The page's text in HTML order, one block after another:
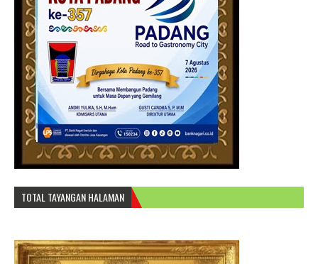
TOTAL TAYANGAN HALAMAN